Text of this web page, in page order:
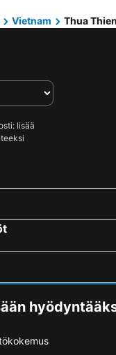
Hotellit –
Vietnam Thua
lisää